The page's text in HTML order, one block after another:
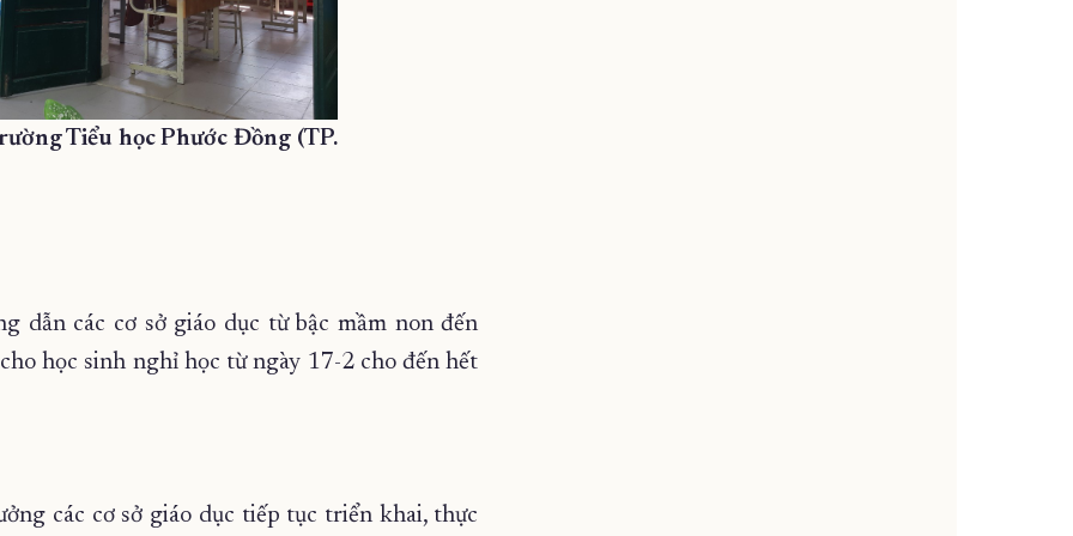
Tiểu học Phước Đồng (TP.
dẫn các cơ sở giáo dục từ bậc mầm non đến
học sinh nghỉ học từ ngày 17-2 cho đến hết
các cơ sở giáo dục tiếp tục triển khai, thực